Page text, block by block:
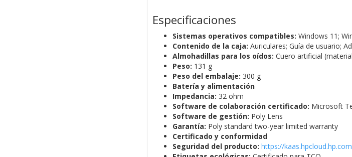
Especificaciones
Sistemas operativos compatibles: Windows 11;
Contenido de la caja: Auriculares; Guía de usuario;
Almohadillas para los oídos: Cuero artificial
Peso: 131 g
Peso del embalaje: 300 g
Batería y alimentación
Impedancia: 32 ohm
Software de colaboración certificado: Microsoft
Software de gestión: Poly Lens
Garantía: Poly standard two-year limited warranty
Certificado y conformidad
Seguridad del producto: https://